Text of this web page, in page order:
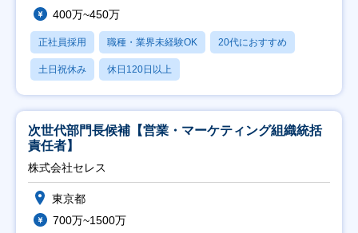
400万~450万
正社員採用 職種・業界未経験OK 20代におすすめ
土日祝休み 休日120日以上
次世代部門長候補【営業・マーケティング組織統括
責任者】
株式会社セレス
東京都
700万~1500万